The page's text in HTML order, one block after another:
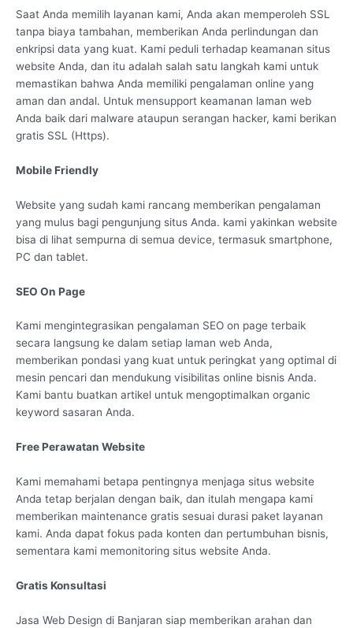
Saat Anda memilih layanan kami, Anda akan memperoleh SSL
tanpa biaya tambahan, memberikan Anda perlindungan dan
enkripsi data yang kuat. Kami peduli terhadap keamanan situs
website Anda, dan itu adalah salah satu langkah kami untuk
memastikan bahwa Anda memiliki pengalaman online yang
aman dan andal. Untuk mensupport keamanan laman web
Anda baik dari malware ataupun serangan hacker, kami berikan
gratis SSL (Https).
Mobile Friendly
Website yang sudah kami rancang memberikan pengalaman
yang mulus bagi pengunjung situs Anda. kami yakinkan website
bisa di lihat sempurna di semua device, termasuk smartphone,
PC dan tablet.
SEO On Page
Kami mengintegrasikan pengalaman SEO on page terbaik
secara langsung ke dalam setiap laman web Anda,
memberikan pondasi yang kuat untuk peringkat yang optimal di
mesin pencari dan mendukung visibilitas online bisnis Anda.
Kami bantu buatkan artikel untuk mengoptimalkan organic
keyword sasaran Anda.
Free Perawatan Website
Kami memahami betapa pentingnya menjaga situs website
Anda tetap berjalan dengan baik, dan itulah mengapa kami
memberikan maintenance gratis sesuai durasi paket layanan
kami. Anda dapat fokus pada konten dan pertumbuhan bisnis,
sementara kami memonitoring situs website Anda.
Gratis Konsultasi
Jasa Web Design di Banjaran siap memberikan arahan dan